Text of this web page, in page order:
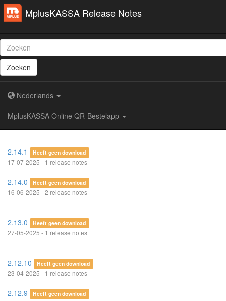
MplusKASSA Release Notes
Zoeken
Nederlands
MplusKASSA Online QR-Bestelapp
2.14.1 Heeft geen download
17-07-2025 - 1 release notes
2.14.0 Heeft geen download
16-06-2025 - 2 release notes
2.13.0 Heeft geen download
27-05-2025 - 1 release notes
2.12.10 Heeft geen download
23-04-2025 - 1 release notes
2.12.9 Heeft geen download